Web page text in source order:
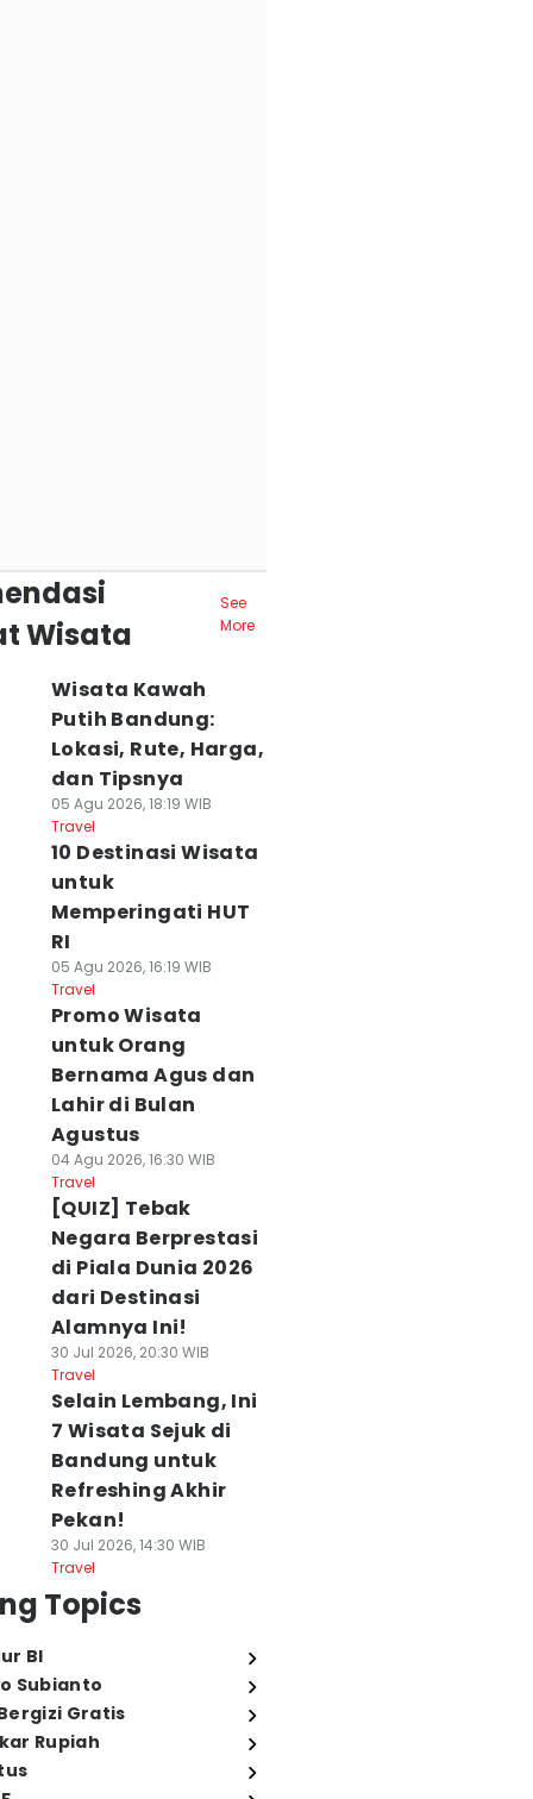
Wisata
See
More
Wisata Kawah
Putih Bandung:
Lokasi, Rute, Harga,
dan Tipsnya
05 Agu 2026, 18:19 WIB
Travel
10 Destinasi Wisata
untuk
Memperingati HUT
RI
05 Agu 2026, 16:19 WIB
Travel
Promo Wisata
untuk Orang
Bernama Agus dan
Lahir di Bulan
Agustus
04 Agu 2026, 16:30 WIB
Travel
[QUIZ] Tebak
Negara Berprestasi
di Piala Dunia 2026
dari Destinasi
Alamnya Ini!
30 Jul 2026, 20:30 WIB
Travel
Selain Lembang, Ini
7 Wisata Sejuk di
Bandung untuk
Refreshing Akhir
Pekan!
30 Jul 2026, 14:30 WIB
Travel
Topics
BI
Subianto
Gratis
Rupiah